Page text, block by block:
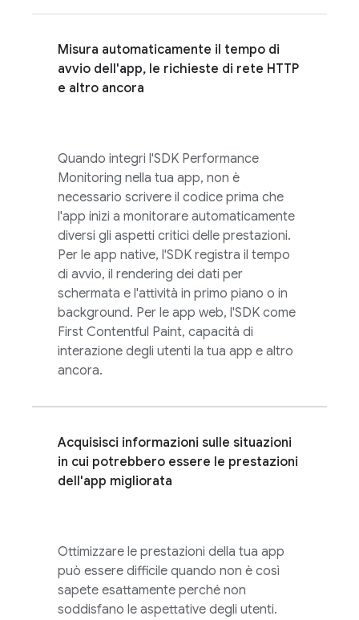
Misura automaticamente il tempo di
avvio dell'app, le richieste di rete HTTP
e altro ancora
Quando integri l'SDK Performance
Monitoring nella tua app, non è
necessario scrivere il codice prima che
l'app inizi a monitorare automaticamente
diversi gli aspetti critici delle prestazioni.
Per le app native, l'SDK registra il tempo
di avvio, il rendering dei dati per
schermata e l'attività in primo piano o in
background. Per le app web, l'SDK come
First Contentful Paint, capacità di
interazione degli utenti la tua app e altro
ancora.
Acquisisci informazioni sulle situazioni
in cui potrebbero essere le prestazioni
dell'app migliorata
Ottimizzare le prestazioni della tua app
può essere difficile quando non è così
sapete esattamente perché non
soddisfano le aspettative degli utenti.